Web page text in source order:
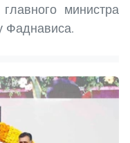
министра
Фаднависа.